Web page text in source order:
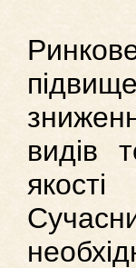
видів